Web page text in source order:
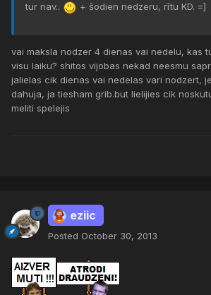
tur nav..
+ šodien nedzeru, rītu KD. =]
vai maksla nodzer 4 dienas vai nedelu, kas
visu laiku? shitos vijobas nekad neesmu
jalielas cik dienas vai nedelas vari nodzert,
dahuja, ja tiesham grib.but lielijies cik
meliti spelejis
eziic
Posted October 30, 2013